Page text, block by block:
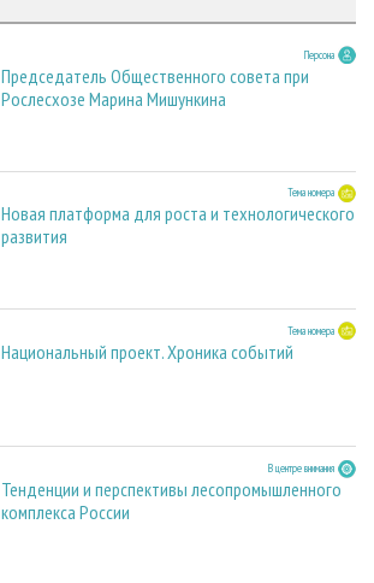
Персона
Председатель Общественного совета при
Рослесхозе Марина Мишункина
Тема номера
Новая платформа для роста и технологического
развития
Тема номера
Национальный проект. Хроника событий
В центре внимания
Тенденции и перспективы лесопромышленного
комплекса России